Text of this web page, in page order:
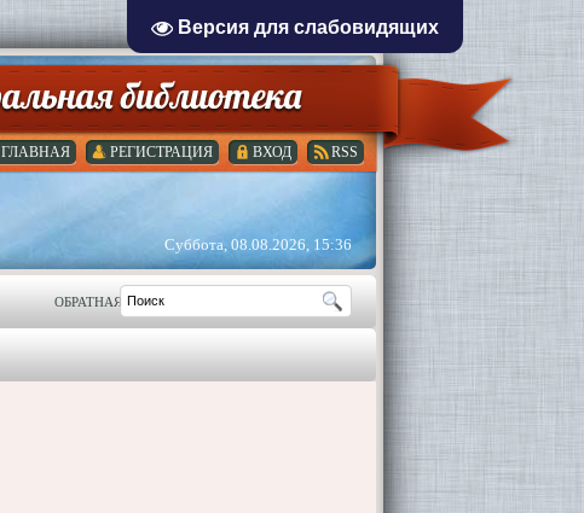
Версия для слабовидящих
RSS
ВХОД
РЕГИСТРАЦИЯ
ГЛАВНАЯ
Суббота, 08.08.2026, 15:36
ОБРАТНАЯ СВЯЗЬ